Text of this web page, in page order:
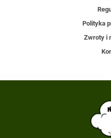
Polityka
Zwroty i